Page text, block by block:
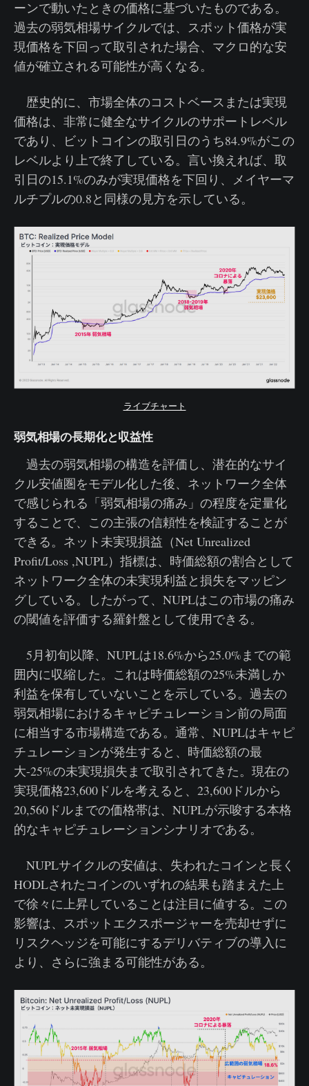
ーンで動いたときの価格に基づいたものである。
過去の弱気相場サイクルでは、スポット価格が実
現価格を下回って取引された場合、マクロ的な安
値が確立される可能性が高くなる。
歴史的に、市場全体のコストベースまたは実現
価格は、非常に健全なサイクルのサポートレベル
であり、ビットコインの取引日のうち84.9%がこの
レベルより上で終了している。言い換えれば、取
引日の15.1%のみが実現価格を下回り、メイヤーマ
ルチプルの0.8と同様の見方を示している。
ライブチャート
弱気相場の長期化と収益性
過去の弱気相場の構造を評価し、潜在的なサイ
クル安値圏をモデル化した後、ネットワーク全体
で感じられる「弱気相場の痛み」の程度を定量化
することで、この主張の信頼性を検証することが
できる。ネット未実現損益（Net Unrealized
Profit/Loss ,NUPL）指標は、時価総額の割合として
ネットワーク全体の未実現利益と損失をマッピン
グしている。したがって、NUPLはこの市場の痛み
の閾値を評価する羅針盤として使用できる。
5月初旬以降、NUPLは18.6%から25.0%までの範
囲内に収縮した。これは時価総額の25%未満しか
利益を保有していないことを示している。過去の
弱気相場におけるキャピチュレーション前の局面
に相当する市場構造である。通常、NUPLはキャピ
チュレーションが発生すると、時価総額の最
大-25%の未実現損失まで取引されてきた。現在の
実現価格23,600ドルを考えると、23,600ドルから
20,560ドルまでの価格帯は、NUPLが示唆する本格
的なキャピチュレーションシナリオである。
NUPLサイクルの安値は、失われたコインと長く
HODLされたコインのいずれの結果も踏まえた上
で徐々に上昇していることは注目に値する。この
影響は、スポットエクスポージャーを売却せずに
リスクヘッジを可能にするデリバティブの導入に
より、さらに強まる可能性がある。